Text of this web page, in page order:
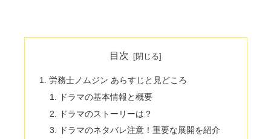
目次
労務士ノムジン あらすじと見どころ
ドラマの基本情報と概要
ドラマのストーリーは？
ドラマのネタバレ注意！重要な展開を紹介